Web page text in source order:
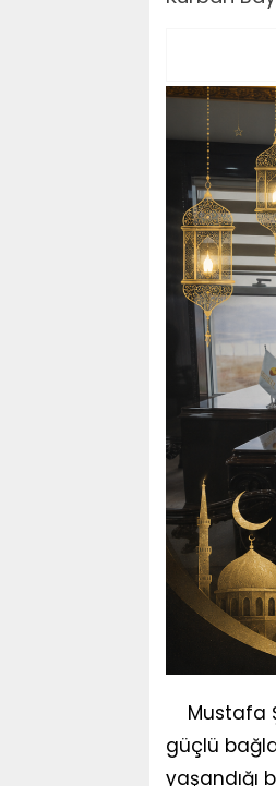
Mustafa
güçlü
yaşandığı